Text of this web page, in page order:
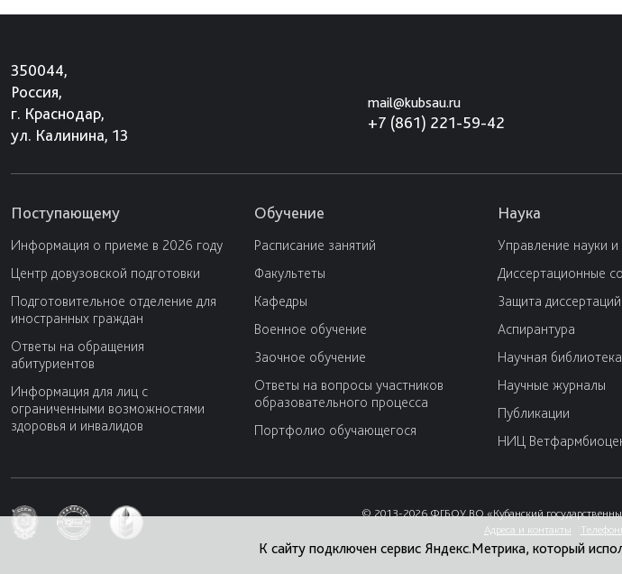
350044,
Россия,
г. Краснодар,
ул. Калинина, 13
mail@kubsau.ru
+7 (861) 221-59-42
Поступающему
Информация о приеме в 2026 году
Центр довузовской подготовки
Подготовительное отделение для
иностранных граждан
Ответы на обращения
абитуриентов
Информация для лиц с
ограниченными возможностями
здоровья и инвалидов
Обучение
Расписание занятий
Факультеты
Кафедры
Военное обучение
Заочное обучение
Ответы на вопросы участников
образовательного процесса
Портфолио обучающегося
Наука
Управление науки
Диссертационные
Защита диссертаций
Аспирантура
Научная библиотека
Научные журналы
Публикации
НИЦ
© 2013-2026 ФГБОУ ВО «Кубанский
Адреса и контакты
К сайту подключен сервис Яндекс.Метрика, который